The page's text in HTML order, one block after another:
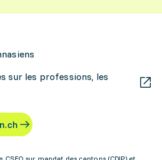
sur les professions, les